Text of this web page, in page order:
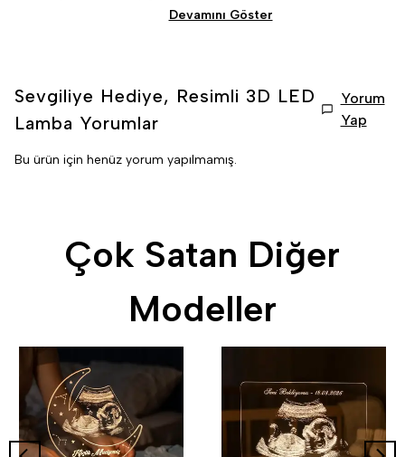
Devamını Göster
Sevgiliye Hediye, Resimli 3D LED
Lamba Yorumlar
Yorum
Yap
Bu ürün için henüz yorum yapılmamış.
Çok Satan Diğer
Modeller